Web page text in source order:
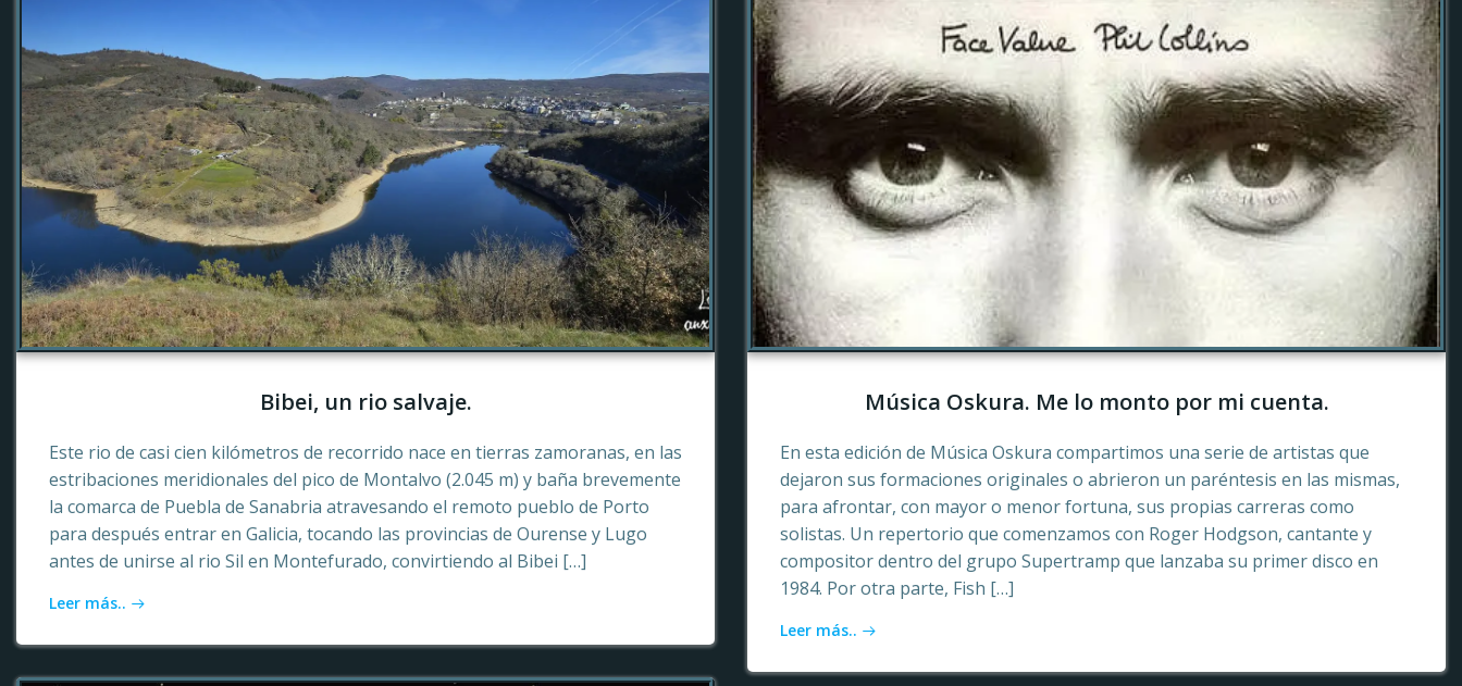
Bibei, un rio salvaje.
Este rio de casi cien kilómetros de recorrido nace en tierras zamoranas, en las
estribaciones meridionales del pico de Montalvo (2.045 m) y baña brevemente
la comarca de Puebla de Sanabria atravesando el remoto pueblo de Porto
para después entrar en Galicia, tocando las provincias de Ourense y Lugo
antes de unirse al rio Sil en Montefurado, convirtiendo al Bibei […]
Leer más..
Música Oskura. Me lo monto por mi cuenta.
En esta edición de Música Oskura compartimos una serie de artistas que
dejaron sus formaciones originales o abrieron un paréntesis en las mismas,
para afrontar, con mayor o menor fortuna, sus propias carreras como
solistas. Un repertorio que comenzamos con Roger Hodgson, cantante y
compositor dentro del grupo Supertramp que lanzaba su primer disco en
1984. Por otra parte, Fish […]
Leer más..